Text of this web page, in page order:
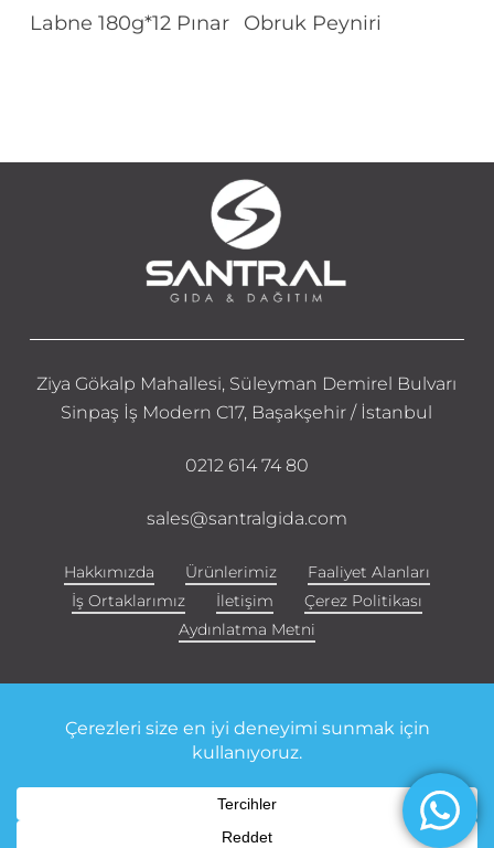
Devamını Oku
Labne 180g*12 Pınar Devamını Oku
Obruk Peyniri
Ziya Gökalp Mahallesi, Süleyman Demirel Bulvarı
Sinpaş İş Modern C17, Başakşehir / İstanbul
0212 614 74 80
sales@santralgida.com
Hakkımızda Ürünlerimiz
Faaliyet Alanları
İş Ortaklarımız
İletişim
Çerez Politikası
Aydınlatma Metni